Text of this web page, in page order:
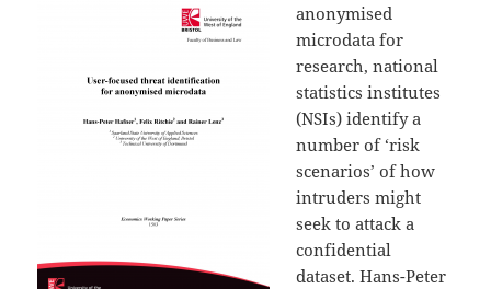
anonymised
microdata for
research, national
statistics institutes
(NSIs) identify a
number of ‘risk
scenarios’ of how
intruders might
seek to attack a
confidential
dataset. Hans-Peter